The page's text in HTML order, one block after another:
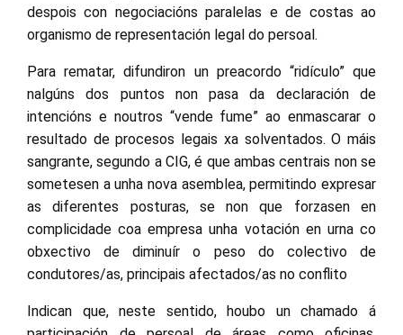
despois con negociacións paralelas e de costas ao
organismo de representación legal do persoal.
Para rematar, difundiron un preacordo “ridículo” que
nalgúns dos puntos non pasa da declaración de
intencións e noutros “vende fume” ao enmascarar o
resultado de procesos legais xa solventados. O máis
sangrante, segundo a CIG, é que ambas centrais non se
sometesen a unha nova asemblea, permitindo expresar
as diferentes posturas, se non que forzasen en
complicidade coa empresa unha votación en urna co
obxectivo de diminuír o peso do colectivo de
condutores/as, principais afectados/as no conflito
Indican que, neste sentido, houbo un chamado á